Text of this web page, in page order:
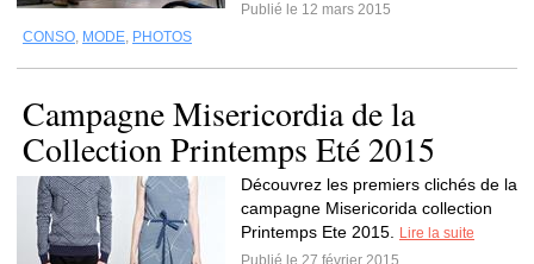
Publié le 12 mars 2015
CONSO, MODE, PHOTOS
Campagne Misericordia de la
Collection Printemps Eté 2015
Découvrez les premiers clichés de la
campagne Misericorida collection
Printemps Ete 2015.
Lire la suite
Publié le 27 février 2015